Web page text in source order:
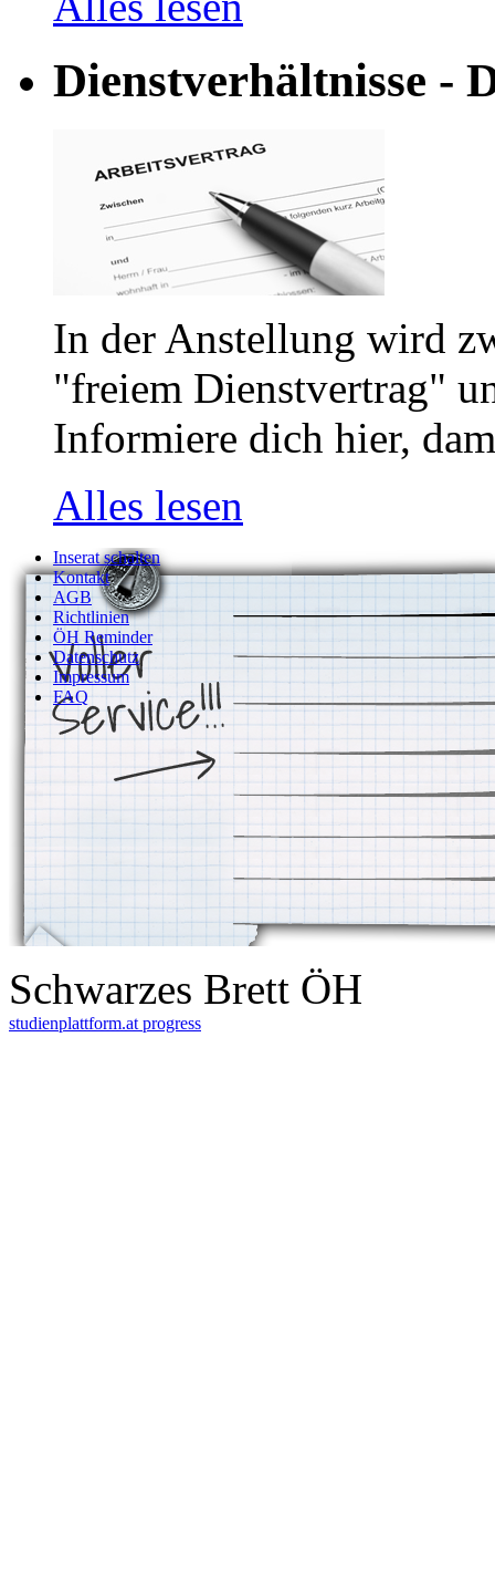
Dienstverhältnisse -
In der Anstellung wird
"freiem Dienstvertrag"
Informiere dich hier,
Alles lesen
Inserat schalten
Kontakt
AGB
Richtlinien
ÖH Reminder
Datenschutz
Impressum
FAQ
Schwarzes Brett ÖH
studienplattform.at progress